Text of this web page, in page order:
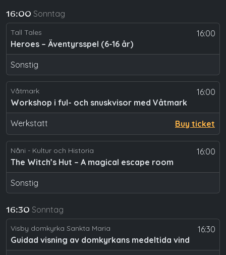
16:00 Sonntag
16:00
Tall Tales
Heroes – Äventyrsspel (6-16 år)
Sonstig
16:00
Våtmark
Workshop i ful- och snuskvisor med Våtmark
Werkstatt Buy ticket
16:00
Nåni - Kultur och Historia
The Witch’s Hut – A magical escape room
Sonstig
16:30 Sonntag
16:30
Visby domkyrka Sankta Maria
Guidad visning av domkyrkans medeltida vind